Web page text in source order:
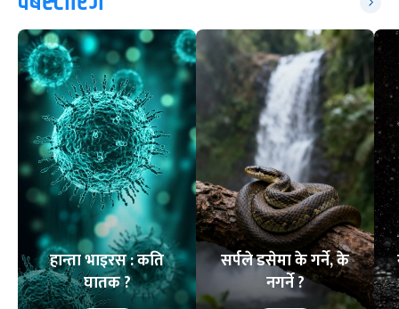
हान्ता भाइरस : कति
घातक ?
सर्पले डसेमा के गर्ने, के
नगर्ने ?